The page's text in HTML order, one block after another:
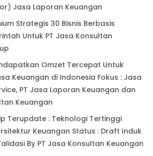
Jasa Laporan Keuangan
Strategis 30 Bisnis Berbasis
Untuk PT Jasa Konsultan
Omzet Tercepat Untuk
Keuangan di Indonesia Fokus : Jasa
PT Jasa Laporan Keuangan dan
Keuangan
Terupdate : Teknologi Tertinggi
Keuangan Status : Draft Induk
By PT Jasa Konsultan Keuangan